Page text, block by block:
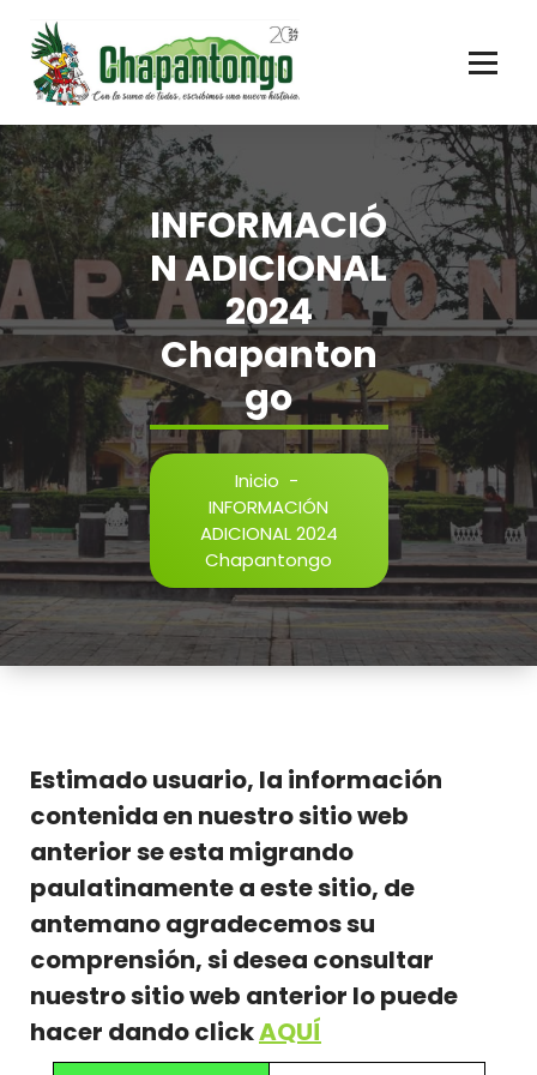
INFORMACIÓ
N ADICIONAL
2024
Chapanton
go
Inicio -
INFORMACIÓN
ADICIONAL 2024
Chapantongo
Estimado usuario, la información
contenida en nuestro sitio web
anterior se esta migrando
paulatinamente a este sitio, de
antemano agradecemos su
comprensión, si desea consultar
nuestro sitio web anterior lo puede
hacer dando clickAQUÍ